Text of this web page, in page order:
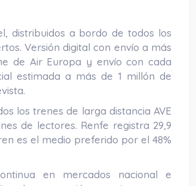
distribuidos a bordo de todos los
Versión digital con envío a más
de Air Europa y envío con cada
estimada a más de 1 millón de
los trenes de larga distancia AVE
de lectores. Renfe registra 29,9
es el medio preferido por el 48%
en mercados nacional e